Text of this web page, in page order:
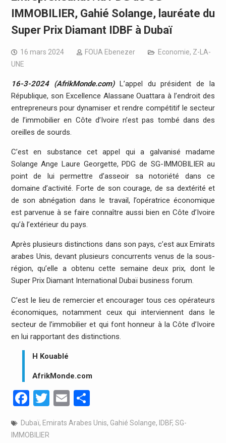
IMMOBILIER, Gahié Solange, lauréate du
Super Prix Diamant IDBF à Dubaï
16 mars 2024 FOUA Ebenezer Economie, Z-LA-
UNE
16-3-2024 (AfrikMonde.com)L’appel du président de la
République, son Excellence Alassane Ouattara à l’endroit des
entrepreneurs pour dynamiser et rendre compétitif le secteur
de l’immobilier en Côte d’Ivoire n’est pas tombé dans des
oreilles de sourds.
C’est en substance cet appel qui a galvanisé madame
Solange Ange Laure Georgette, PDG de SG-IMMOBILIER au
point de lui permettre d’asseoir sa notoriété dans ce
domaine d’activité. Forte de son courage, de sa dextérité et
de son abnégation dans le travail, l’opératrice économique
est parvenue à se faire connaître aussi bien en Côte d’Ivoire
qu’à l’extérieur du pays.
Après plusieurs distinctions dans son pays, c’est aux Emirats
arabes Unis, devant plusieurs concurrents venus de la sous-
région, qu’elle a obtenu cette semaine deux prix, dont le
Super Prix Diamant International Dubaï business forum.
C’est le lieu de remercier et encourager tous ces opérateurs
économiques, notamment ceux qui interviennent dans le
secteur de l’immobilier et qui font honneur à la Côte d’Ivoire
en lui rapportant des distinctions.
H Kouablé
AfrikMonde.com
Facebook
Twitter
EmailPartager
Dubaï, Emirats Arabes Unis, Gahié Solange, IDBF, SG-
IMMOBILIER